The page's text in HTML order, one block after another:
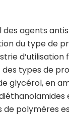
des agents
du type de
d’utilisation
types de
glycérol, en
de polymères